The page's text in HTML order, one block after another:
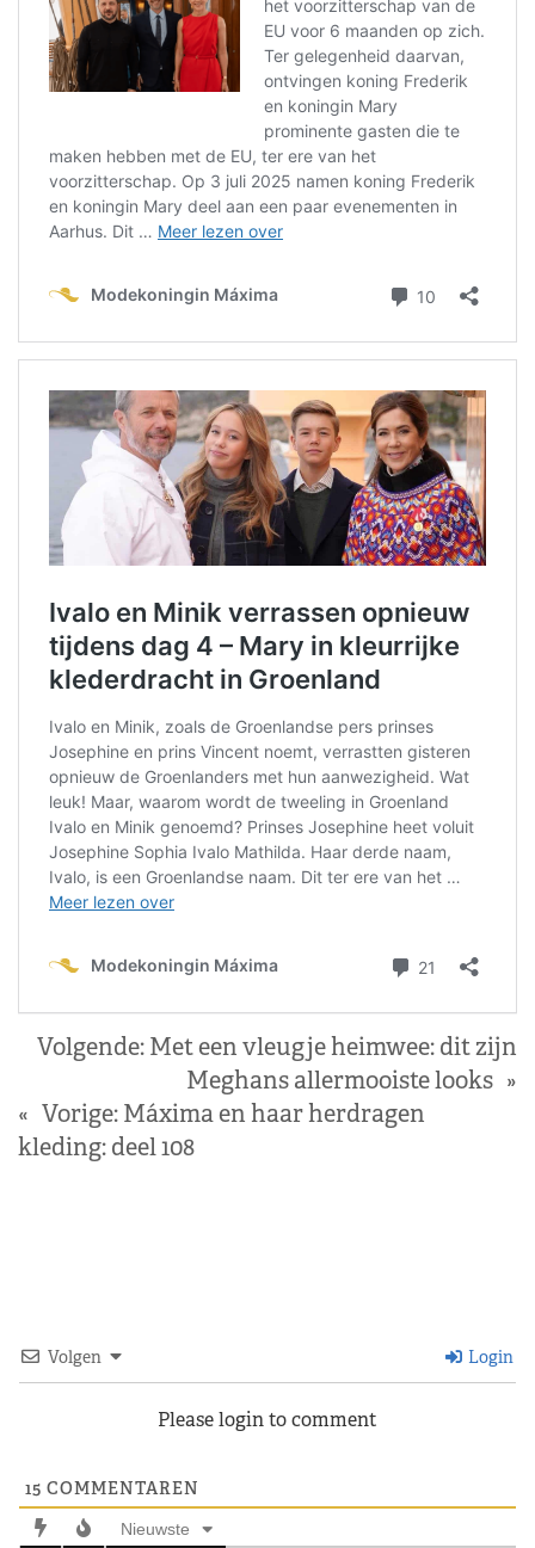
Volgende: Met een vleugje heimwee: dit zijn
Meghans allermooiste looks »
« Vorige: Máxima en haar herdragen
kleding: deel 108
Volgen Login
Please login to comment
15 COMMENTAREN
Nieuwste